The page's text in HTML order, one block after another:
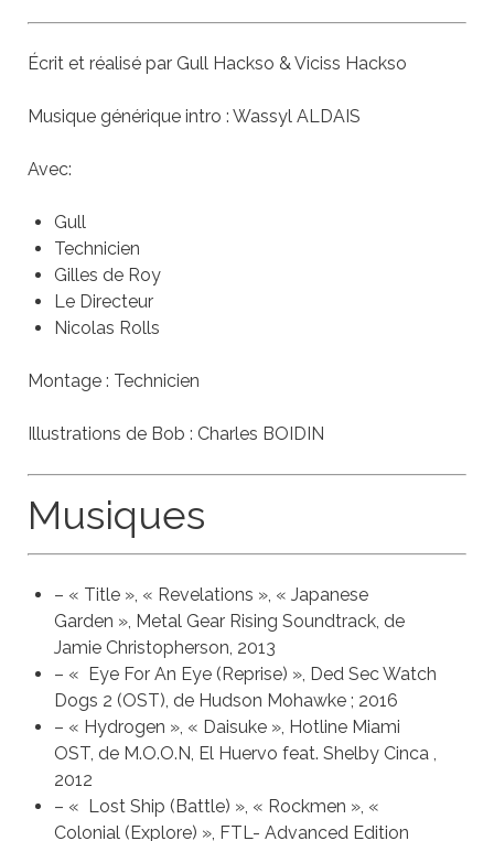
Écrit et réalisé par Gull Hackso & Viciss Hackso
Musique générique intro : Wassyl ALDAIS
Avec:
Gull
Technicien
Gilles de Roy
Le Directeur
Nicolas Rolls
Montage : Technicien
Illustrations de Bob : Charles BOIDIN
Musiques
– « Title », « Revelations », « Japanese
Garden », Metal Gear Rising Soundtrack, de
Jamie Christopherson, 2013
– « Eye For An Eye (Reprise) », Ded Sec Watch
Dogs 2 (OST), de Hudson Mohawke ; 2016
– « Hydrogen », « Daisuke », Hotline Miami
OST, de M.O.O.N, El Huervo feat. Shelby Cinca ,
2012
– « Lost Ship (Battle) », « Rockmen », «
Colonial (Explore) », FTL- Advanced Edition